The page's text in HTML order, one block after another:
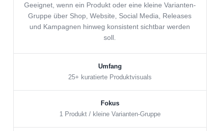
Geeignet, wenn ein Produkt oder eine kleine Varianten-
Gruppe über Shop, Website, Social Media, Releases
und Kampagnen hinweg konsistent sichtbar werden
soll.
Umfang
25+ kuratierte Produktvisuals
Fokus
1 Produkt / kleine Varianten-Gruppe